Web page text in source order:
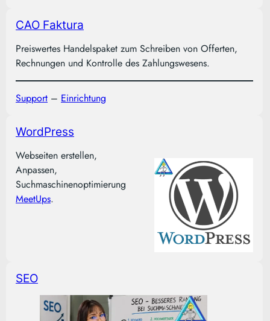
CAO Faktura
Preiswertes Handelspaket zum Schreiben von Offerten,
Rechnungen und Kontrolle des Zahlungswesens.
Support – Einrichtung
WordPress
Webseiten erstellen,
Anpassen,
Suchmaschinenoptimierung
MeetUps.
SEO